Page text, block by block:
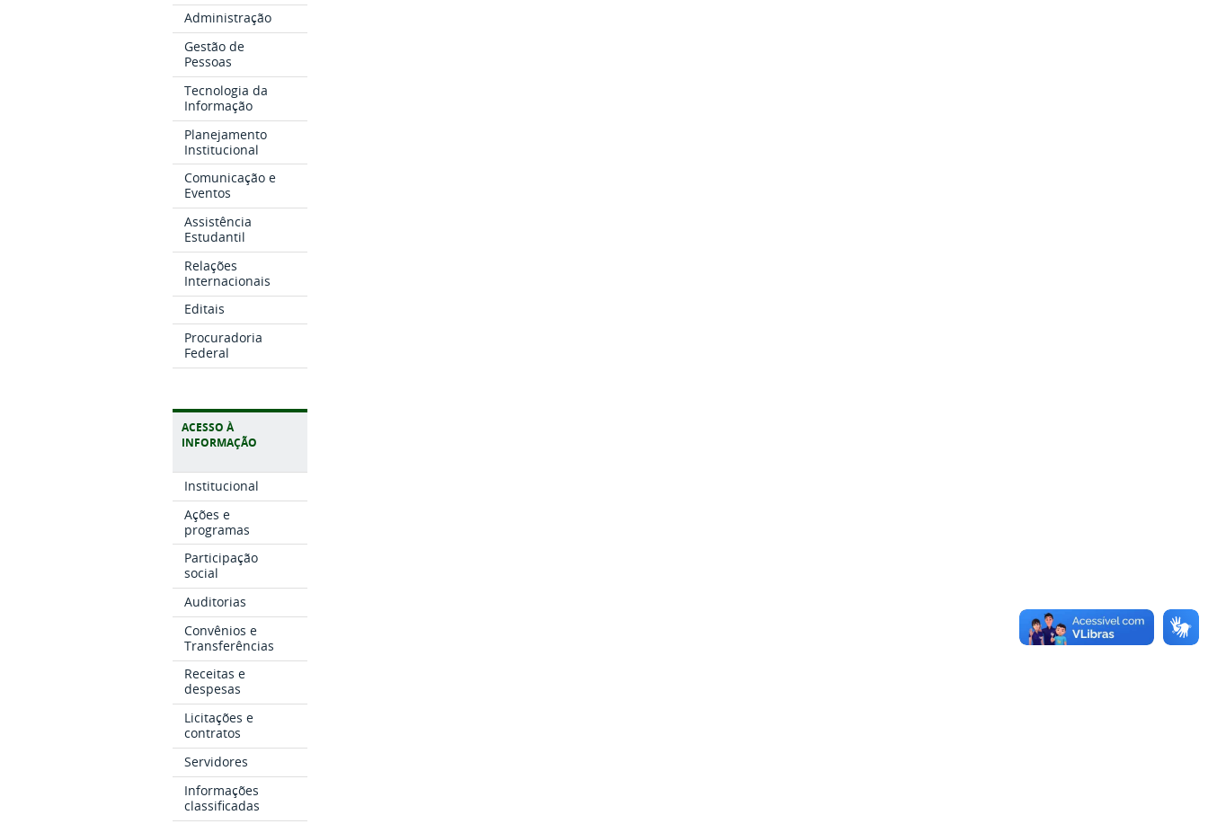
Administração
Gestão de
Pessoas
Tecnologia da
Informação
Planejamento
Institucional
Comunicação e
Eventos
Assistência
Estudantil
Relações
Internacionais
Editais
Procuradoria
Federal
ACESSO À
INFORMAÇÃO
Institucional
Ações e
programas
Participação
social
Auditorias
Convênios e
Transferências
Receitas e
despesas
Licitações e
contratos
Servidores
Informações
classificadas